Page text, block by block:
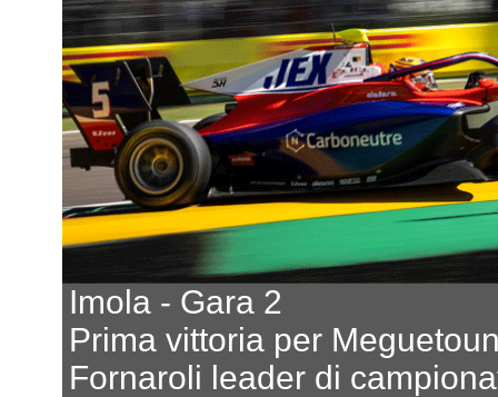
Imola - Gara 2
Prima vittoria per
Fornaroli leader di